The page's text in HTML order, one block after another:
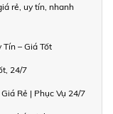
rẻ, uy tín, nhanh
Tín – Giá Tốt
24/7
Rẻ | Phục Vụ 24/7